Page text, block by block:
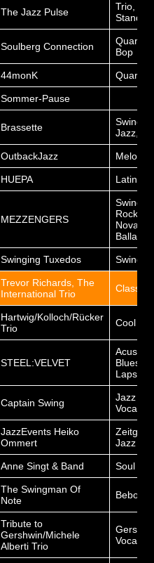
The Jazz Pulse
Trio,
Soulberg Connection
Bop
44monK
Sommer-Pause
Brassette
Swing,
Jazz,
OutbackJazz
HUEPA Latin
MEZZENGERS
Swing,
Rock,
Nova
Balladen
Swinging Tuxedos Swing
Trevor Richards, The
International Trio
Classic
Hartwig/Kolloch/Rücker
Trio
Cool
STEEL:VELVET
Blues,
Captain Swing
Jazz
Vocals
JazzEvents Heiko
Ommert
Jazz
Anne Singt & Band Soul &
The Swingman Of
Note
Bebop
Tribute to
Gershwin/Michele
Alberti Trio
Vocals